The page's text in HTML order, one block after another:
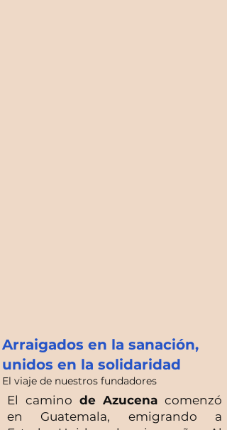
Arraigados en la sanación,
unidos en la solidaridad
El viaje de nuestros fundadores
El camino de Azucena comenzó
en Guatemala, emigrando a